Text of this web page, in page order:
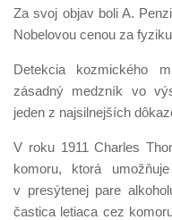
Za svoj objav boli A.
Nobelovou cenou za
Detekcia kozmického
zásadný medzník vo
jeden z najsilnejších
V roku 1911 Charles
komoru, ktorá
v presýtenej pare
častica letiaca cez